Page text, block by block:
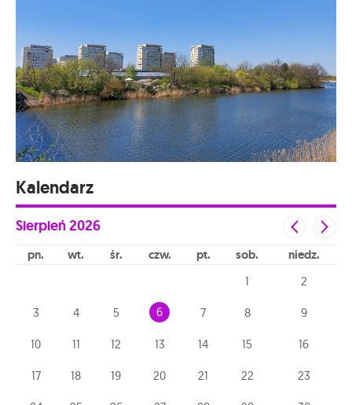
Kalendarz
Sierpień2026
pn wt śr czw pt sob niedz
1 2
3 4 5 6 7 8 9
10 11 12 13 14 15 16
17 18 19 20 21 22 23